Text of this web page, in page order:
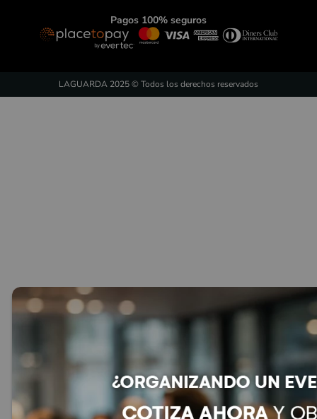
Pagos 100% seguros
LAGUARDA 2025 © Todos los derechos reservados